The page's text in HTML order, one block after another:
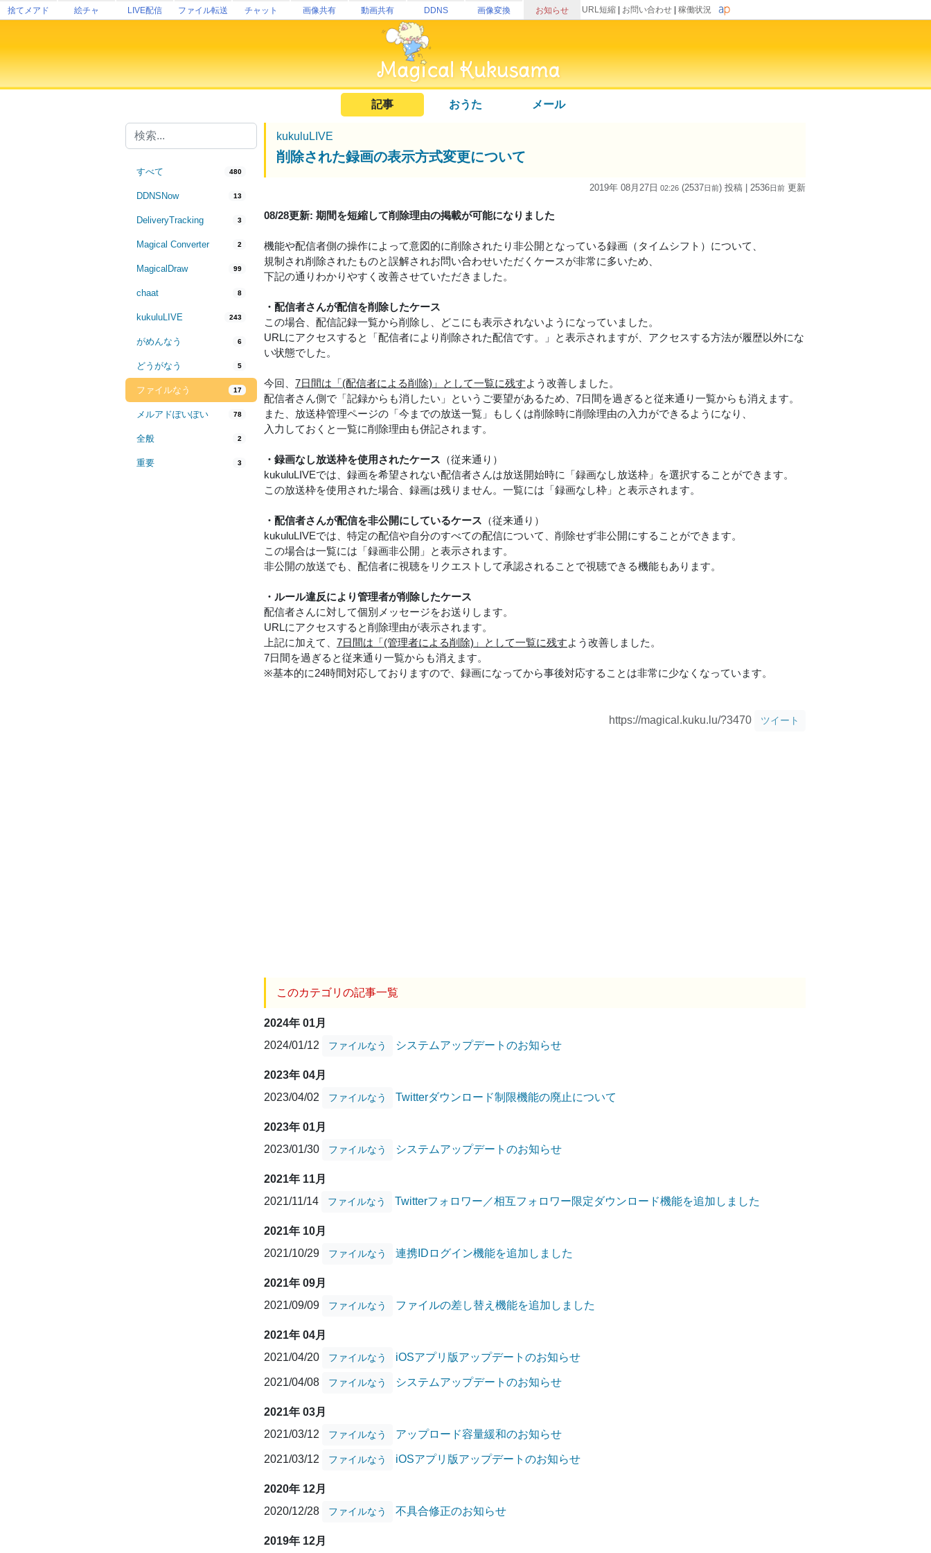
捨てメアド 絵チャ LIVE配信 ファイル転送 チャット 画像共有 動画共有 DDNS 画像変換 お知らせ URL短縮 お問い合わせ 稼働状況
記事 おうた メール
すべて 480
DDNSNow 13
DeliveryTracking 3
Magical Converter 2
MagicalDraw 99
chaat 8
kukuluLIVE 243
がめんなう 6
どうがなう 5
ファイルなう 17
メルアドぽいぽい 78
全般 2
重要 3
kukuluLIVE
削除された録画の表示方式変更について
2019年 08月27日 02:26 (2537日前) 投稿 | 2536日前 更新
08/28更新: 期間を短縮して削除理由の掲載が可能になりました
機能や配信者側の操作によって意図的に削除されたり非公開となっている録画（タイムシフト）について、
規制され削除されたものと誤解されお問い合わせいただくケースが非常に多いため、
下記の通りわかりやすく改善させていただきました。
・配信者さんが配信を削除したケース
この場合、配信記録一覧から削除し、どこにも表示されないようになっていました。
URLにアクセスすると「配信者により削除された配信です。」と表示されますが、アクセスする方法が履歴以外にな
い状態でした。
今回、 7日間は「(配信者による削除)」として一覧に残すよう改善しました。
配信者さん側で「記録からも消したい」というご要望があるため、7日間を過ぎると従来通り一覧からも消えます。
また、放送枠管理ページの「今までの放送一覧」もしくは削除時に削除理由の入力ができるようになり、
入力しておくと一覧に削除理由も併記されます。
・録画なし放送枠を使用されたケース （従来通り）
kukuluLIVEでは、録画を希望されない配信者さんは放送開始時に「録画なし放送枠」を選択することができます。
この放送枠を使用された場合、録画は残りません。一覧には「録画なし枠」と表示されます。
・配信者さんが配信を非公開にしているケース （従来通り）
kukuluLIVEでは、特定の配信や自分のすべての配信について、削除せず非公開にすることができます。
この場合は一覧には「録画非公開」と表示されます。
非公開の放送でも、配信者に視聴をリクエストして承認されることで視聴できる機能もあります。
・ルール違反により管理者が削除したケース
配信者さんに対して個別メッセージをお送りします。
URLにアクセスすると削除理由が表示されます。
上記に加えて、 7日間は「(管理者による削除)」として一覧に残すよう改善しました。
7日間を過ぎると従来通り一覧からも消えます。
※基本的に24時間対応しておりますので、録画になってから事後対応することは非常に少なくなっています。
https://magical.kuku.lu/?3470 ツイート
このカテゴリの記事一覧
2024年 01月
2024/01/12
ファイルなう システムアップデートのお知らせ
2023年 04月
2023/04/02
ファイルなう Twitterダウンロード制限機能の廃止について
2023年 01月
2023/01/30
ファイルなう システムアップデートのお知らせ
2021年 11月
2021/11/14
ファイルなう Twitterフォロワー／相互フォロワー限定ダウンロード機能を追加しました
2021年 10月
2021/10/29
ファイルなう 連携IDログイン機能を追加しました
2021年 09月
2021/09/09
ファイルなう ファイルの差し替え機能を追加しました
2021年 04月
2021/04/20
ファイルなう iOSアプリ版アップデートのお知らせ
2021/04/08 ファイルなう システムアップデートのお知らせ
2021年 03月
2021/03/12
ファイルなう アップロード容量緩和のお知らせ
2021/03/12 ファイルなう iOSアプリ版アップデートのお知らせ
2020年 12月
2020/12/28
ファイルなう 不具合修正のお知らせ
2019年 12月